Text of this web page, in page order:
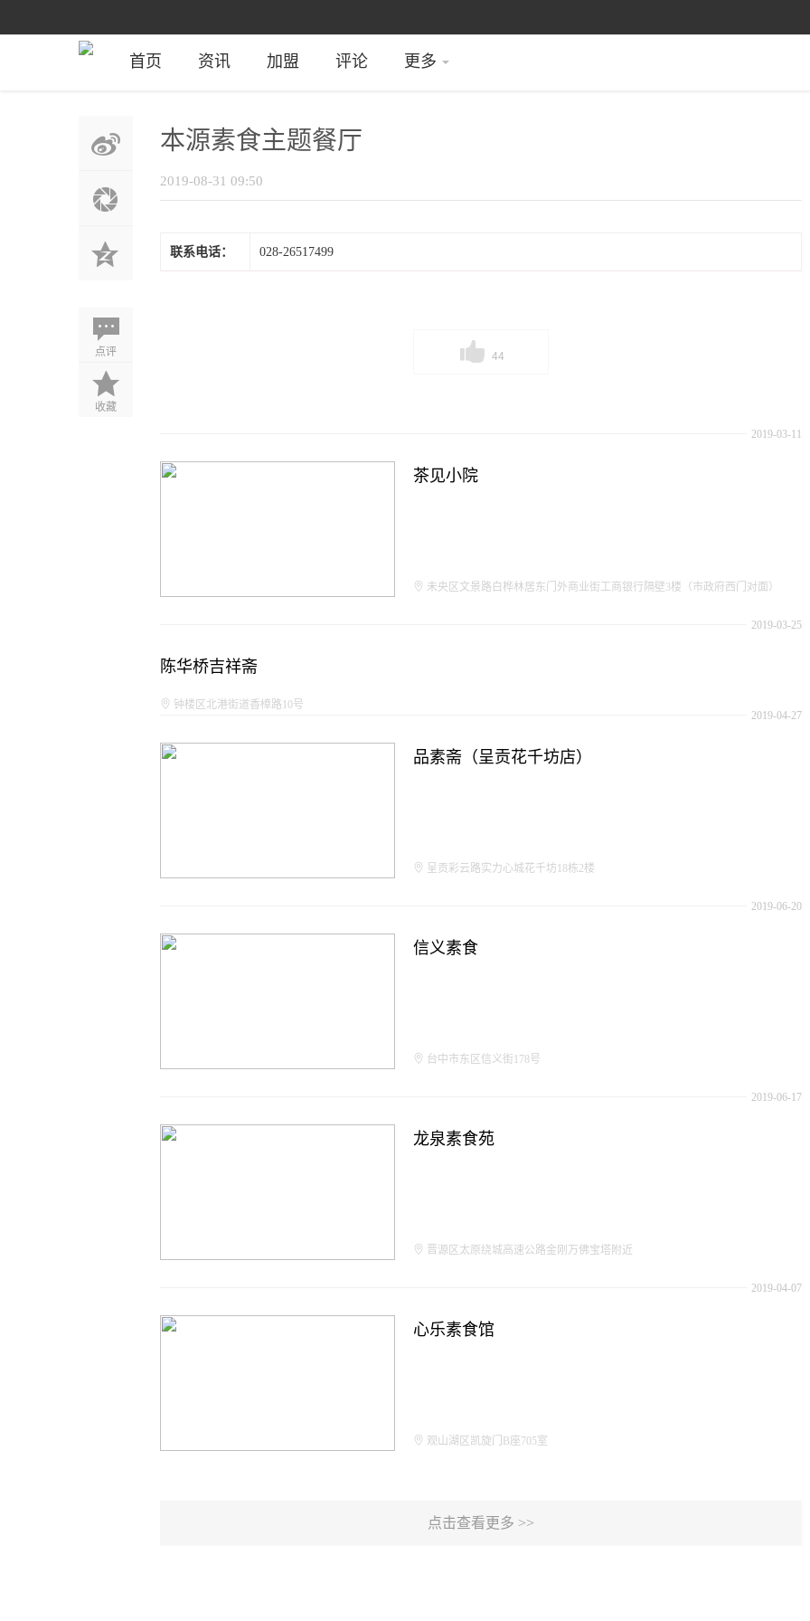
首页 资讯 加盟 评论 更多
点评
收藏
本源素食主题餐厅
2019-08-31 09:50
联系电话： 028-26517499
44
2019-03-11
茶见小院
未央区文景路白桦林居东门外商业街工商银行隔壁3楼（市政府西门对面）
2019-03-25
陈华桥吉祥斋
钟楼区北港街道香樟路10号
2019-04-27
品素斋（呈贡花千坊店）
呈贡彩云路实力心城花千坊18栋2楼
2019-06-20
信义素食
台中市东区信义街178号
2019-06-17
龙泉素食苑
晋源区太原绕城高速公路金刚万佛宝塔附近
2019-04-07
心乐素食馆
观山湖区凯旋门B座705室
点击查看更多 >>